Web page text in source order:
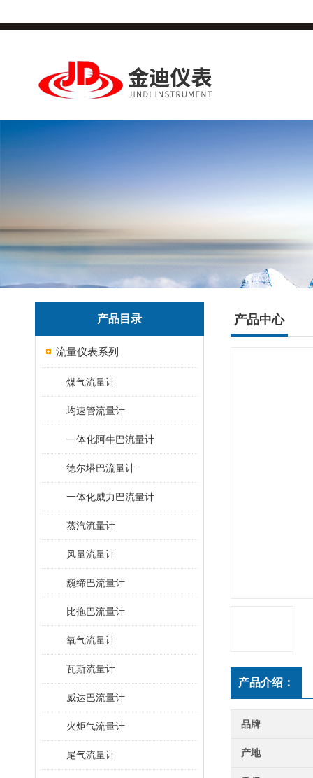
产品目录
流量仪表系列
煤气流量计
均速管流量计
一体化阿牛巴流量计
德尔塔巴流量计
一体化威力巴流量计
蒸汽流量计
风量流量计
巍缔巴流量计
比拖巴流量计
氧气流量计
瓦斯流量计
威达巴流量计
火炬气流量计
尾气流量计
产品中心
产品介绍：
品牌
产地